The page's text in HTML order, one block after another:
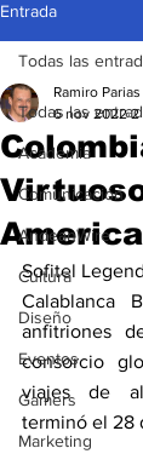
Entrada
Todas las
Academia
Comunicación
AndeanWire
Cultura
Diseño
Eventos
Gamers
Marketing
Todas las
Ramiro Parias
6 nov 2022 2
Sofitel
Calablanca
anfitriones
consorcio
viajes de
terminó el 28